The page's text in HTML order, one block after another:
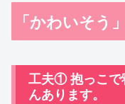
「かわいそう
工夫① 抱っこで
んあります。